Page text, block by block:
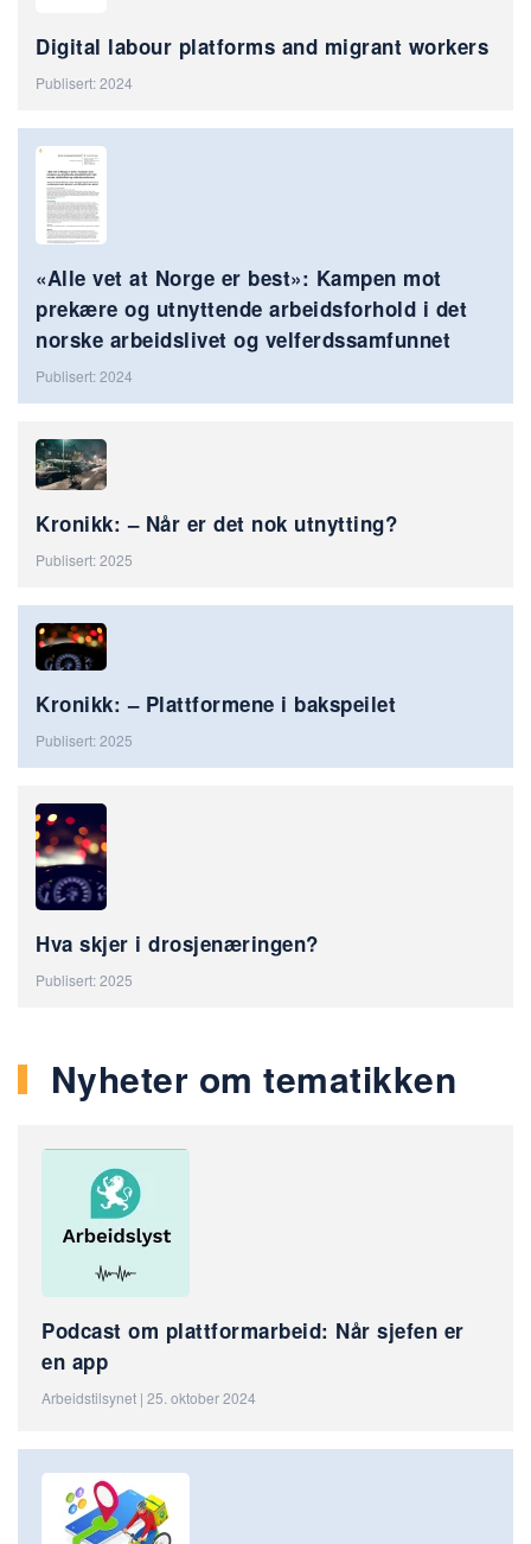
Digital labour platforms and migrant workers
Publisert: 2024
«Alle vet at Norge er best»: Kampen mot
prekære og utnyttende arbeidsforhold i det
norske arbeidslivet og velferdssamfunnet
Publisert: 2024
Kronikk: – Når er det nok utnytting?
Publisert: 2025
Kronikk: – Plattformene i bakspeilet
Publisert: 2025
Hva skjer i drosjenæringen?
Publisert: 2025
Nyheter om tematikken
Podcast om plattformarbeid: Når sjefen er
en app
Arbeidstilsynet | 25. oktober 2024